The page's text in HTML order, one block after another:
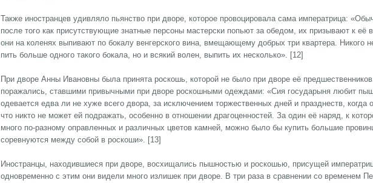
Также иностранцев удивляло пьянство при дворе, которое провоцировала сама императрица:
после того как присутствующие знатные персоны мастерски попьют за обедом, их призывают к её
они на коленях выпивают по бокалу венгерского вина, вмещающему добрых три квартера. Никого
пить больше одного такого бокала, но и всякий волен, выпить их несколько». [12]
При дворе Анны Ивановны была принята роскошь, которой не было при дворе её
поражались, ставшими привычными при дворе роскошными одеждами: «Сия государыня любит
одевается едва ли не хуже всего двора, за исключением торжественных дней и празднеств, когда
что никто не может ей подражать, особенно в отношении драгоценностей. За один её наряд, к
много по-разному оправленных и различных цветов камней, можно было бы купить большие
соревнуются между собой в роскоши». [13]
Иностранцы, находившиеся при дворе, восхищались пышностью и роскошью, присущей
одновременно с этим они видели много излишек при дворе. В три раза в сравнении со временем